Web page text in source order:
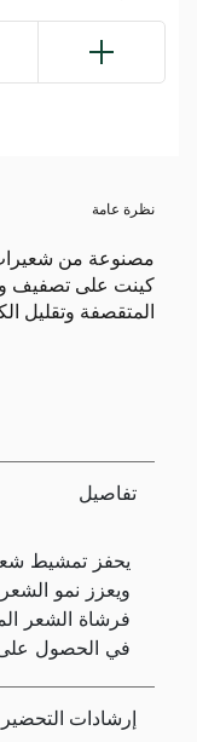
نظرة عامة
مصنوعة من
كينت على تصفيف
المتقصفة وتقليل
تفاصيل
يحفز تمشيط
ويعزز نمو
فرشاة الشعر
في الحصول
إرشادات التحضير